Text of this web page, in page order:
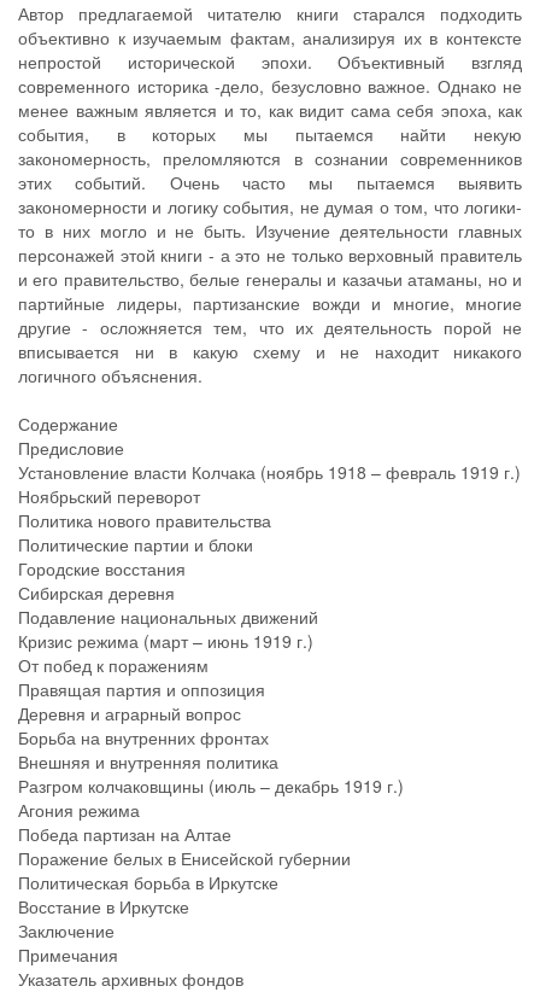
Автор предлагаемой читателю книги старался подходить
объективно к изучаемым фактам, анализируя их в контексте
непростой исторической эпохи. Объективный взгляд
современного историка -дело, безусловно важное. Однако не
менее важным является и то, как видит сама себя эпоха, как
события, в которых мы пытаемся найти некую
закономерность, преломляются в сознании современников
этих событий. Очень часто мы пытаемся выявить
закономерности и логику события, не думая о том, что логики-
то в них могло и не быть. Изучение деятельности главных
персонажей этой книги - а это не только верховный правитель
и его правительство, белые генералы и казачьи атаманы, но и
партийные лидеры, партизанские вожди и многие, многие
другие - осложняется тем, что их деятельность порой не
вписывается ни в какую схему и не находит никакого
логичного объяснения.
Содержание
Предисловие
Установление власти Колчака (ноябрь 1918 – февраль 1919 г.)
Ноябрьский переворот
Политика нового правительства
Политические партии и блоки
Городские восстания
Сибирская деревня
Подавление национальных движений
Кризис режима (март – июнь 1919 г.)
От побед к поражениям
Правящая партия и оппозиция
Деревня и аграрный вопрос
Борьба на внутренних фронтах
Внешняя и внутренняя политика
Разгром колчаковщины (июль – декабрь 1919 г.)
Агония режима
Победа партизан на Алтае
Поражение белых в Енисейской губернии
Политическая борьба в Иркутске
Восстание в Иркутске
Заключение
Примечания
Указатель архивных фондов